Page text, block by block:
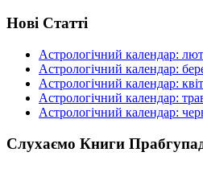
Нові Статті
Астрологічний календар:
Астрологічний календар:
Астрологічний календар:
Астрологічний календар:
Астрологічний календар:
Слухаємо Книги